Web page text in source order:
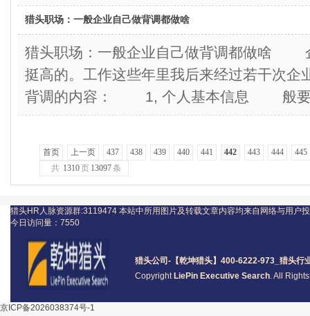
猎头职场：一般企业自己做背调都做啥
猎头职场：一般企业自己做背调都做啥
挺高的。工作这些年里我后来经过若干次企
背调的内容： 1, 个人基本信息 般
首页 上一页 437 438 439 440 441 442 443 444
445
共 1310页 13097条
猎头公司 -【乾坤猎头】400-6222-973_ 猎头行
Copyright LiePin Executive Search. All
猎头HR人脉资源群:3119474 本站中所用图片及转载文章内容均来自网络与用户
今日访问量： 7550
京ICP备2026038374号-1